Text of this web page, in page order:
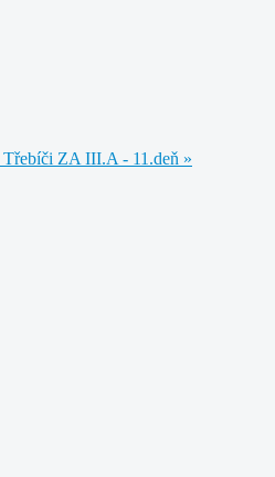
Třebíči ZA III.A - 11.deň »